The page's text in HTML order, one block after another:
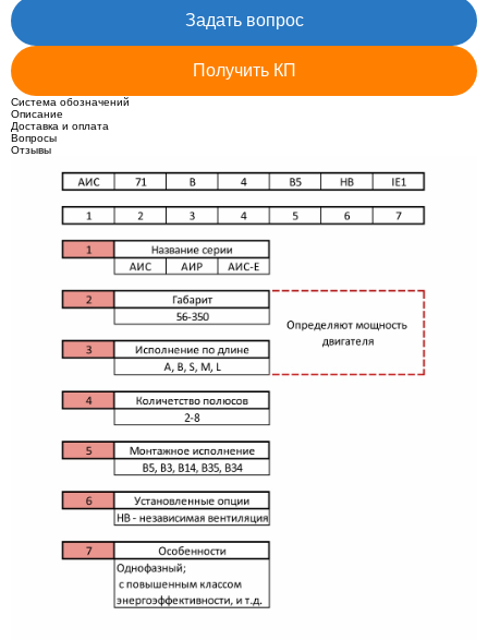
Задать вопрос
Получить КП
Система обозначений
Описание
Доставка и оплата
Вопросы
Отзывы